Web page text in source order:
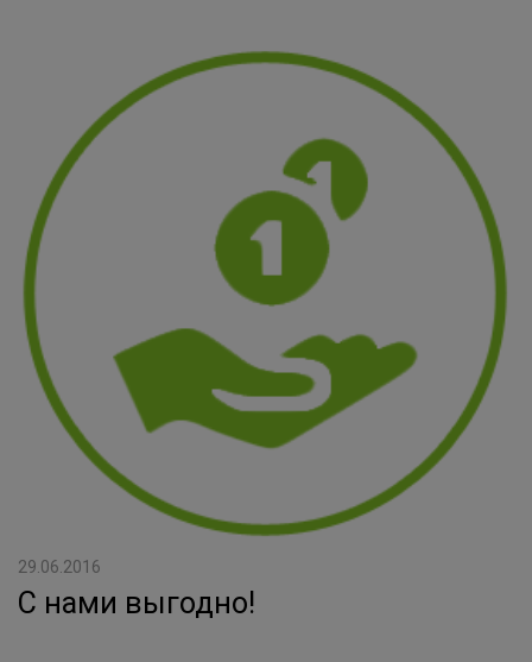
29.06.2016
С нами выгодно!